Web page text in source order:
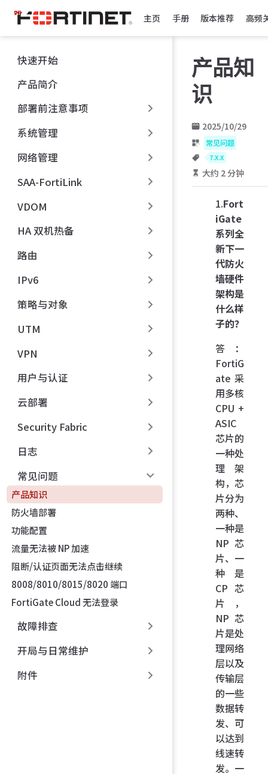
跳
至
主
內
容
主页 手册 版本推荐 高频
快速开始
产品简介
部署前注意事项
系统管理
网络管理
SAA-FortiLink
VDOM
HA 双机热备
路由
IPv6
策略与对象
UTM
VPN
用户与认证
云部署
Security Fabric
日志
常见问题
产品知识
防火墙部署
功能配置
流量无法被 NP 加速
阻断/认证页面无法点击继续
8008/8010/8015/8020 端口
FortiGate Cloud 无法登录
故障排查
开局与日常维护
附件
产品知
识
2025/10/29
常见问题
7.X.X
大约 2 分钟
1.Fort
iGate
系列全
新下一
代防火
墙硬件
架构是
什么样
子的？
答：
FortiG
ate 采
用多核
CPU +
ASIC
芯片的
一种处
理架
构，芯
片分为
两种、
一种是
NP 芯
片、一
种是
CP 芯
片，
NP 芯
片是处
理网络
层以及
传输层
的一些
数据转
发、可
以达到
线速转
发。一